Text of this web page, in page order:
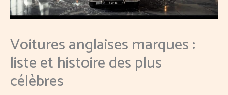
Voitures anglaises marques :
liste et histoire des plus
célèbres